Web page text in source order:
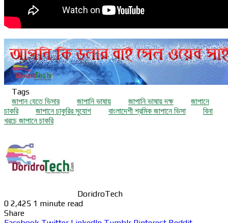
Tags
জাপান যেতে ভিসার
জাপানি ভাষায় জাপানি ভাষায় দক্ষ
জাপানে
চাকরি
জাপানে চাকুরির সুযোগ বাংলাদেশী শ্রমিক জাপানে ভিসা
বিনা
খরচে জাপানে চাকরি
DoridroTech
0 2,425 1 minute read
Share